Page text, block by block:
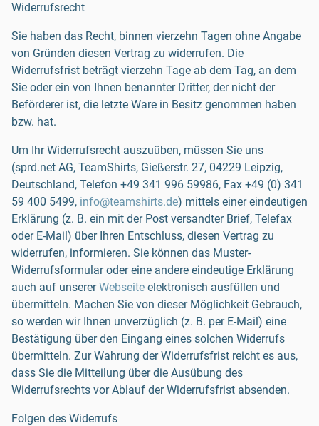
Widerrufsrecht
Sie haben das Recht, binnen vierzehn Tagen ohne Angabe
von Gründen diesen Vertrag zu widerrufen. Die
Widerrufsfrist beträgt vierzehn Tage ab dem Tag, an dem
Sie oder ein von Ihnen benannter Dritter, der nicht der
Beförderer ist, die letzte Ware in Besitz genommen haben
bzw. hat.
Um Ihr Widerrufsrecht auszuüben, müssen Sie uns
(sprd.net AG, TeamShirts, Gießerstr. 27, 04229 Leipzig,
Deutschland, Telefon +49 341 996 59986, Fax +49 (0) 341
59 400 5499, info@teamshirts.de) mittels einer eindeutigen
Erklärung (z. B. ein mit der Post versandter Brief, Telefax
oder E-Mail) über Ihren Entschluss, diesen Vertrag zu
widerrufen, informieren. Sie können das Muster-
Widerrufsformular oder eine andere eindeutige Erklärung
auch auf unserer Webseite elektronisch ausfüllen und
übermitteln. Machen Sie von dieser Möglichkeit Gebrauch,
so werden wir Ihnen unverzüglich (z. B. per E-Mail) eine
Bestätigung über den Eingang eines solchen Widerrufs
übermitteln. Zur Wahrung der Widerrufsfrist reicht es aus,
dass Sie die Mitteilung über die Ausübung des
Widerrufsrechts vor Ablauf der Widerrufsfrist absenden.
Folgen des Widerrufs